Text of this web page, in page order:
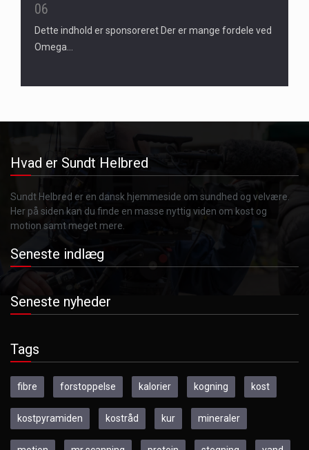
06
Dette indhold er sponsoreret Der er mange fordele ved
Omega…
Hvad er Sundt Helbred
Sundt Helbred er en dansk hjemmeside om sundhed og velvære.
Her på siden kan du finde en masse nyttig viden om kost og
motion samt meget mere.
Seneste indlæg
Seneste nyheder
Tags
fibre forstoppelse kalorier kogning kost
kostpyramiden kostråd kur mineraler